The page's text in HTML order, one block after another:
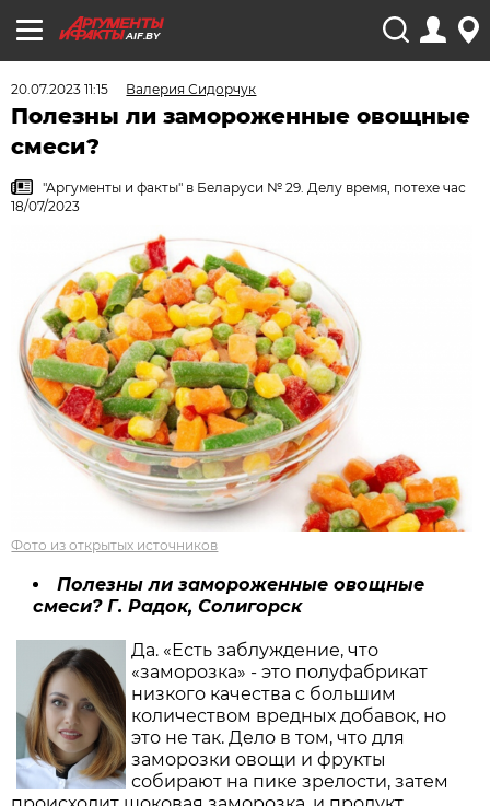
AIF.BY
20.07.2023 11:15 Валерия Сидорчук
Полезны ли замороженные овощные
смеси?
"Аргументы и факты" в Беларуси № 29. Делу время, потехе час
18/07/2023
Фото из открытых источников
Полезны ли замороженные овощные
смеси? Г. Радок, Солигорск
Да. «Есть заблуждение, что
«заморозка» - это полуфабрикат
низкого качества с большим
количеством вредных добавок, но
это не так. Дело в том, что для
заморозки овощи и фрукты
собирают на пике зрелости, затем